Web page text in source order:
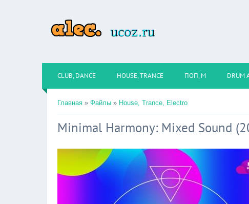
CLUB, DANCE HOUSE, TRANCE ПОП, М DRUM
Главная » Файлы » House, Trance, Electro
Minimal Harmony: Mixed Sound